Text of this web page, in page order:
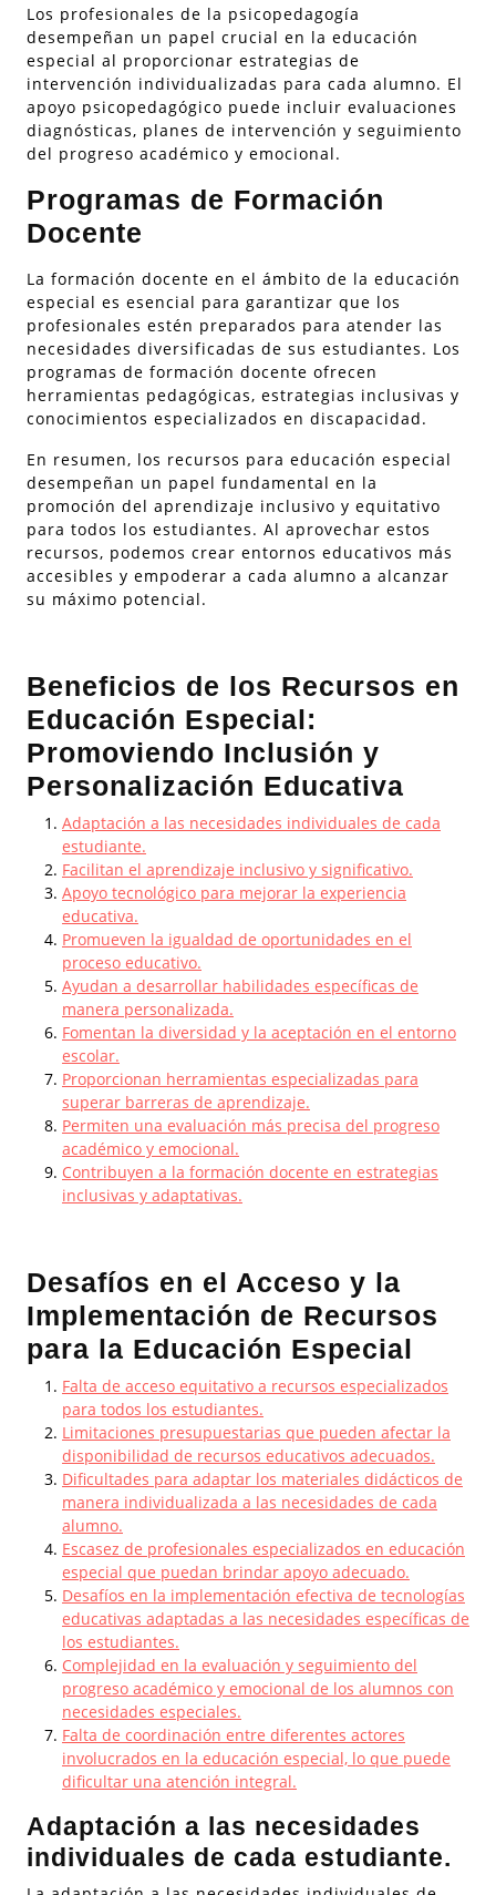
Los profesionales de la psicopedagogía
desempeñan un papel crucial en la educación
especial al proporcionar estrategias de
intervención individualizadas para cada alumno. El
apoyo psicopedagógico puede incluir evaluaciones
diagnósticas, planes de intervención y seguimiento
del progreso académico y emocional.
Programas de Formación
Docente
La formación docente en el ámbito de la educación
especial es esencial para garantizar que los
profesionales estén preparados para atender las
necesidades diversificadas de sus estudiantes. Los
programas de formación docente ofrecen
herramientas pedagógicas, estrategias inclusivas y
conocimientos especializados en discapacidad.
En resumen, los recursos para educación especial
desempeñan un papel fundamental en la
promoción del aprendizaje inclusivo y equitativo
para todos los estudiantes. Al aprovechar estos
recursos, podemos crear entornos educativos más
accesibles y empoderar a cada alumno a alcanzar
su máximo potencial.
Beneficios de los Recursos en
Educación Especial:
Promoviendo Inclusión y
Personalización Educativa
Adaptación a las necesidades individuales de cada
estudiante.
Facilitan el aprendizaje inclusivo y significativo.
Apoyo tecnológico para mejorar la experiencia
educativa.
Promueven la igualdad de oportunidades en el
proceso educativo.
Ayudan a desarrollar habilidades específicas de
manera personalizada.
Fomentan la diversidad y la aceptación en el entorno
escolar.
Proporcionan herramientas especializadas para
superar barreras de aprendizaje.
Permiten una evaluación más precisa del progreso
académico y emocional.
Contribuyen a la formación docente en estrategias
inclusivas y adaptativas.
Desafíos en el Acceso y la
Implementación de Recursos
para la Educación Especial
Falta de acceso equitativo a recursos especializados
para todos los estudiantes.
Limitaciones presupuestarias que pueden afectar la
disponibilidad de recursos educativos adecuados.
Dificultades para adaptar los materiales didácticos de
manera individualizada a las necesidades de cada
alumno.
Escasez de profesionales especializados en educación
especial que puedan brindar apoyo adecuado.
Desafíos en la implementación efectiva de tecnologías
educativas adaptadas a las necesidades específicas de
los estudiantes.
Complejidad en la evaluación y seguimiento del
progreso académico y emocional de los alumnos con
necesidades especiales.
Falta de coordinación entre diferentes actores
involucrados en la educación especial, lo que puede
dificultar una atención integral.
Adaptación a las necesidades
individuales de cada estudiante.